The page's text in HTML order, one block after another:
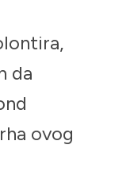
da
ovog